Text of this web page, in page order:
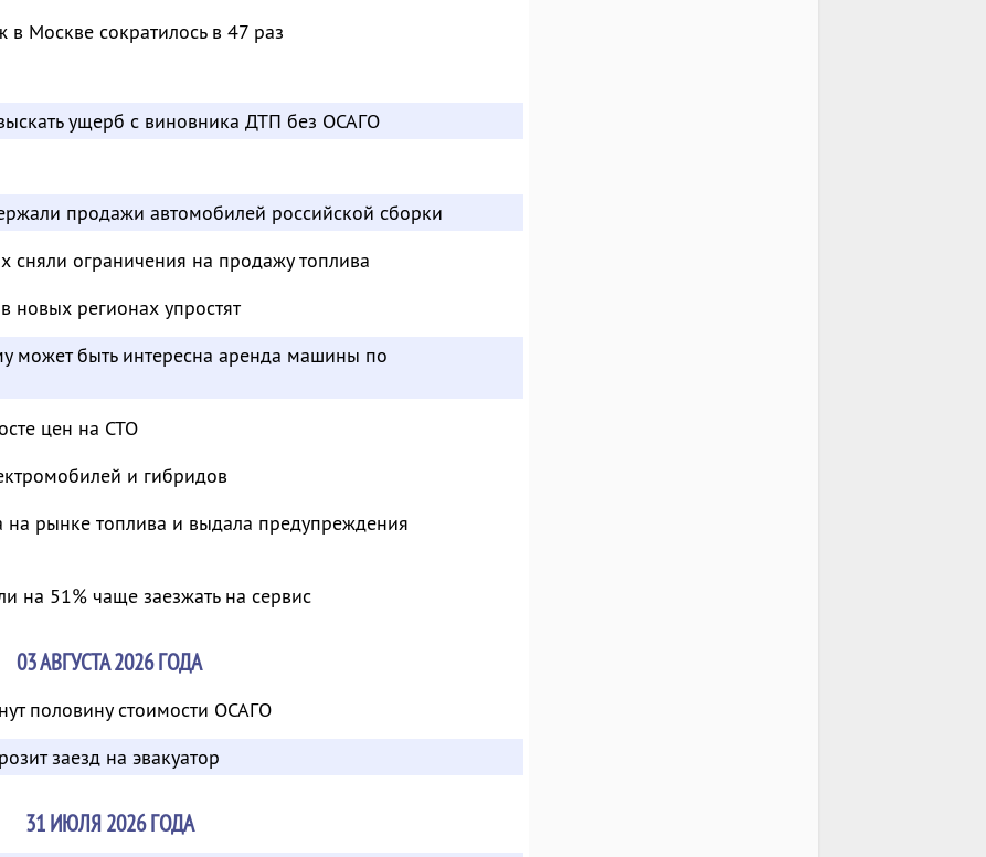
Москве сократилось в 47 раз
ущерб с виновника ДТП без ОСАГО
продажи автомобилей российской сборки
сняли ограничения на продажу топлива
новых регионах упростят
может быть интересна аренда машины по
цен на СТО
и гибридов
рынке топлива и выдала предупреждения
на 51% чаще заезжать на сервис
03 АВГУСТА 2026 ГОДА
половину стоимости ОСАГО
заезд на эвакуатор
31 ИЮЛЯ 2026 ГОДА